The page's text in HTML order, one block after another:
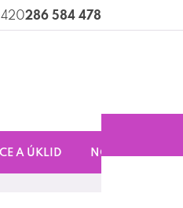
286 584 478
A ÚKLID NOVINKY